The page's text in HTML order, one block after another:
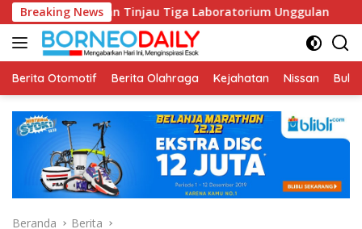
Langsung
ke
konten
Breaking News
dan Tinjau Tiga Laboratorium Unggulan
Berita Otomotif Berita Olahraga Kejahatan Nissan
Beranda Berita